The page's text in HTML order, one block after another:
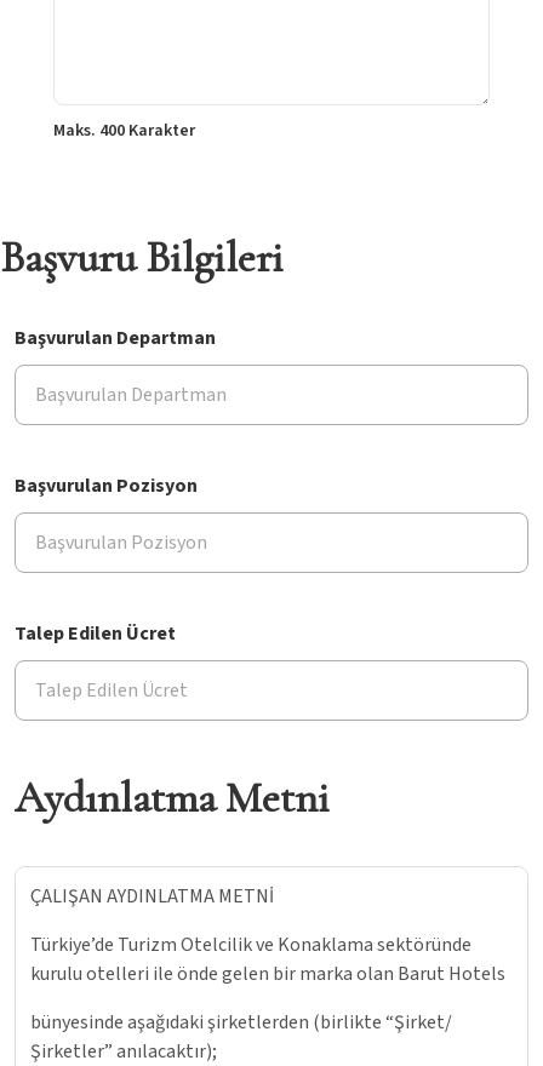
Maks. 400 Karakter
Başvuru Bilgileri
Başvurulan Departman
Başvurulan Pozisyon
Talep Edilen Ücret
Aydınlatma Metni
ÇALIŞAN AYDINLATMA METNİ
Türkiye’de Turizm Otelcilik ve Konaklama sektöründe
kurulu otelleri ile önde gelen bir marka olan Barut Hotels
bünyesinde aşağıdaki şirketlerden (birlikte “Şirket/
Şirketler” anılacaktır);